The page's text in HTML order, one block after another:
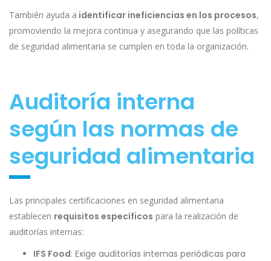
También ayuda a identificar ineficiencias en los procesos,
promoviendo la mejora continua y asegurando que las políticas
de seguridad alimentaria se cumplen en toda la organización.
Auditoría interna
según las normas de
seguridad alimentaria
Las principales certificaciones en seguridad alimentaria
establecen requisitos específicos para la realización de
auditorías internas:
IFS Food: Exige auditorías internas periódicas para